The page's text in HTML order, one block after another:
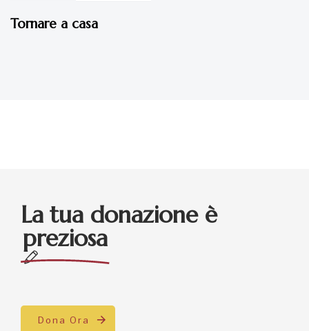
Tornare a casa
La tua donazione è
preziosa
Dona Ora